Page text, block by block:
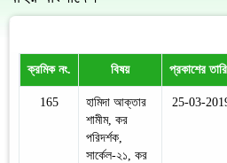
ক্রমিক নং. বিষয় প্রকাশের
165
হামিদা আক্তার
শামীম, কর
পরিদর্শক,
সার্কেল-২১, কর
25-03-